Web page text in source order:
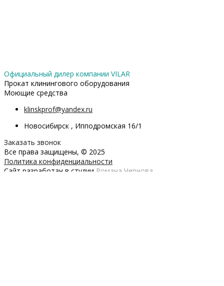
Официальный дилер компании VILAR
Прокат клинингового оборудования
Моющие средства
klinskprof@yandex.ru
Новосибирск , Ипподромская 16/1
Заказать звонок
Все права защищены, © 2025
Политика конфиденциальности
Сайт разработан в студии Романа Чернова